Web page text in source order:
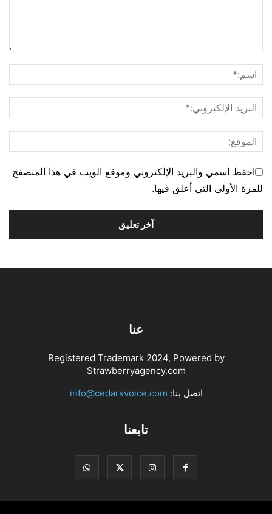
احفظ اسمي والبريد الإلكتروني وموقع الويب في هذا المتصفح
للمرة الأولى التي أعلق فيها.
عنا
Registered Trademark 2024, Powered by
Strawberryagency.com
اتصل بنا: info@cedarsvoice.com
تابعنا